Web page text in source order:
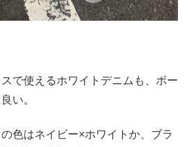
で使えるホワイトデニムも、 ボー
い。
色はネイビー×ホワイトか、ブラ